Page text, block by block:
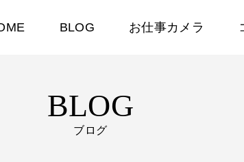
BLOG お仕事カメラ
BLOG
ブログ